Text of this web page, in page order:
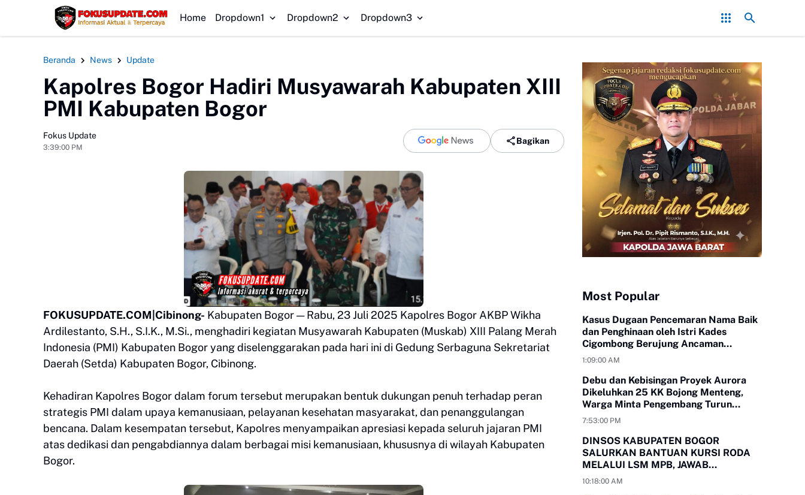
HEADLINE Dishub Kabupaten Sukabumi Siap Kaji Tuntutan Sopir Angkot Terkait
Home Dropdown1 Dropdown2 Dropdown3
Beranda News Update
Kapolres Bogor Hadiri Musyawarah Kabupaten XIII
PMI Kabupaten Bogor
Fokus Update
3:39:00 PM
Bagikan
FOKUSUPDATE.COM|Cibinong- Kabupaten Bogor — Rabu, 23 Juli 2025 Kapolres Bogor AKBP Wikha
Ardilestanto, S.H., S.I.K., M.Si., menghadiri kegiatan Musyawarah Kabupaten (Muskab) XIII Palang Merah
Indonesia (PMI) Kabupaten Bogor yang diselenggarakan pada hari ini di Gedung Serbaguna Sekretariat
Daerah (Setda) Kabupaten Bogor, Cibinong.
Kehadiran Kapolres Bogor dalam forum tersebut merupakan bentuk dukungan penuh terhadap peran
strategis PMI dalam upaya kemanusiaan, pelayanan kesehatan masyarakat, dan penanggulangan
bencana. Dalam kesempatan tersebut, Kapolres menyampaikan apresiasi kepada seluruh jajaran PMI
atas dedikasi dan pengabdiannya dalam berbagai misi kemanusiaan, khususnya di wilayah Kabupaten
Bogor.
Most Popular
Kasus Dugaan Pencemaran Nama Baik
dan Penghinaan oleh Istri Kades
Cigombong Berujung Ancaman
Laporan Polisi
1:09:00 AM
Debu dan Kebisingan Proyek Aurora
Dikeluhkan 25 KK Bojong Menteng,
Warga Minta Pengembang Turun
Tangan
7:53:00 PM
DINSOS KABUPATEN BOGOR
SALURKAN BANTUAN KURSI RODA
MELALUI LSM MPB, JAWAB
KEBUTUHAN WARGA
10:18:00 AM